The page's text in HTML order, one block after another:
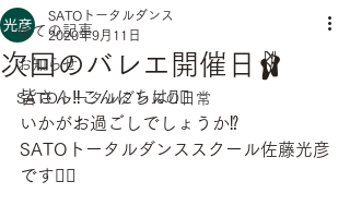
全ての記事
お知らせ
SATOトータルダンスの日常
次回のバレエ開催日🩰
SATOトータルダンス
2020年9月11日
皆さん‼️こんにちは🙋‍♂️
いかがお過ごしでしょうか⁉️
SATOトータルダンススクール佐藤光彦
です🙋‍♂️